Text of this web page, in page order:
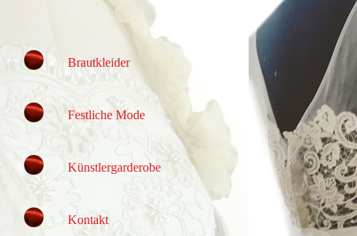
Brautkleider
Festliche Mode
Künstlergarderobe
Kontakt